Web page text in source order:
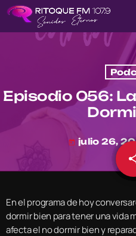
Episodio 056:
today julio 26,
En el programa de hoy
dormir bien para tener una vida
afecta el no dormir bien y